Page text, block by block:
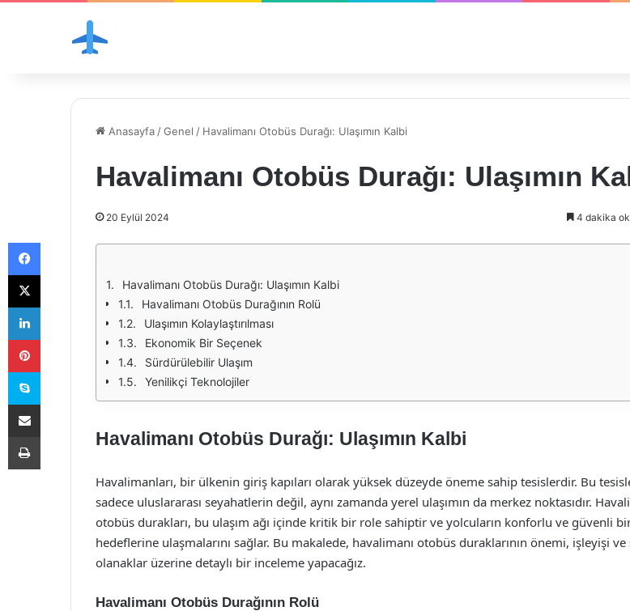
Anasayfa /Genel / Havalimanı Otobüs Durağı: Ulaşımın Kalbi
Havalimanı Otobüs Durağı: Ulaşımın
20 Eylül 2024 4 dakika
Havalimanı Otobüs Durağı: Ulaşımın Kalbi
Havalimanı Otobüs Durağının Rolü
Ulaşımın Kolaylaştırılması
Ekonomik Bir Seçenek
Sürdürülebilir Ulaşım
Yenilikçi Teknolojiler
Havalimanı Otobüs Durağı: Ulaşımın Kalbi
Havalimanları, bir ülkenin giriş kapıları olarak yüksek düzeyde öneme sahip tesislerdir. Bu
sadece uluslararası seyahatlerin değil, aynı zamanda yerel ulaşımın da merkez noktasıdır.
otobüs durakları, bu ulaşım ağı içinde kritik bir role sahiptir ve yolcuların konforlu ve güvenli
hedeflerine ulaşmalarını sağlar. Bu makalede, havalimanı otobüs duraklarının önemi, işleyişi
olanaklar üzerine detaylı bir inceleme yapacağız.
Havalimanı Otobüs Durağının Rolü
Facebook
X
LinkedIn
Pinterest
Skype
E-Posta ile paylaş